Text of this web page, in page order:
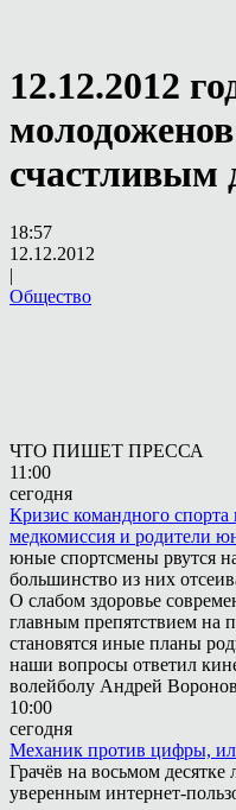
12.12.2012
счастливым
18:57
12.12.2012
|
Общество
ЧТО ПИШЕТ ПРЕССА
11:00
сегодня
Кризис командного
медкомиссия и родители
юные спортсмены рвутся
большинство из них
О слабом здоровье
главным препятствием на
становятся иные планы
наши вопросы ответил
волейболу Андрей
10:00
сегодня
Механик против цифры,
Грачёв на восьмом десятке
уверенным интернет-